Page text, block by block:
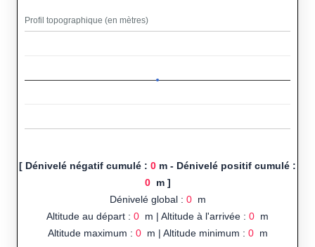
Profil topographique (en mètres)
[ Dénivelé négatif cumulé : 0 m - Dénivelé positif cumulé :
0m ]
Dénivelé global : 0m
Altitude au départ : 0 m | Altitude à l'arrivée : 0 m
Altitude maximum : 0m | Altitude minimum : 0m